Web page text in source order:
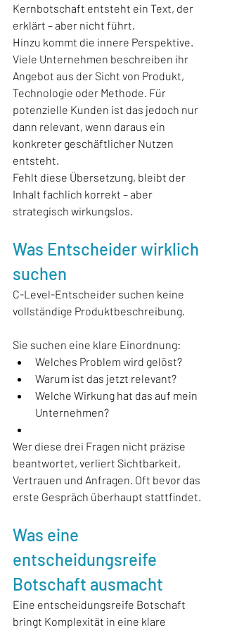
Kernbotschaft entsteht ein Text, der
erklärt – aber nicht führt.
Hinzu kommt die innere Perspektive.
Viele Unternehmen beschreiben ihr
Angebot aus der Sicht von Produkt,
Technologie oder Methode. Für
potenzielle Kunden ist das jedoch nur
dann relevant, wenn daraus ein
konkreter geschäftlicher Nutzen
entsteht.
Fehlt diese Übersetzung, bleibt der
Inhalt fachlich korrekt – aber
strategisch wirkungslos.
Was Entscheider wirklich
suchen
C-Level-Entscheider suchen keine
vollständige Produktbeschreibung.
Sie suchen eine klare Einordnung:
Welches Problem wird gelöst?
Warum ist das jetzt relevant?
Welche Wirkung hat das auf mein
Unternehmen?
Wer diese drei Fragen nicht präzise
beantwortet, verliert Sichtbarkeit,
Vertrauen und Anfragen. Oft bevor das
erste Gespräch überhaupt stattfindet.
Was eine
entscheidungsreife
Botschaft ausmacht
Eine entscheidungsreife Botschaft
bringt Komplexität in eine klare